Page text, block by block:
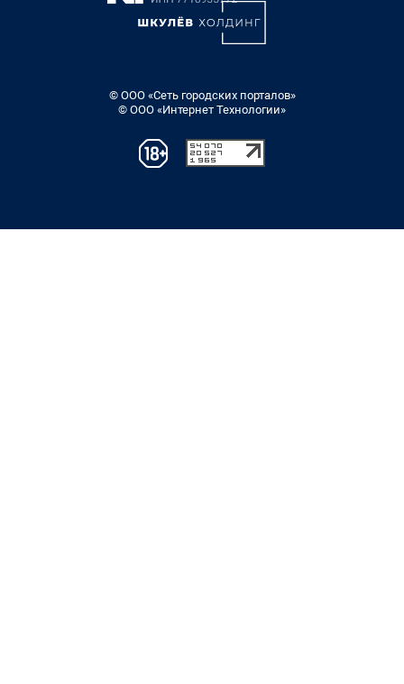
© ООО «Сеть городских порталов»
© ООО «Интернет Технологии»